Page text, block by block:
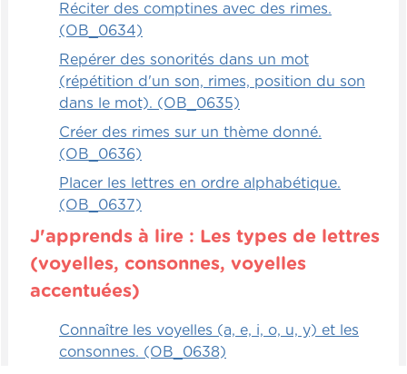
Réciter des comptines avec des rimes.
(OB_0634)
Repérer des sonorités dans un mot
(répétition d'un son, rimes, position du son
dans le mot). (OB_0635)
Créer des rimes sur un thème donné.
(OB_0636)
Placer les lettres en ordre alphabétique.
(OB_0637)
J'apprends à lire : Les types de lettres
(voyelles, consonnes, voyelles
accentuées)
Connaître les voyelles (a, e, i, o, u, y) et les
consonnes. (OB_0638)